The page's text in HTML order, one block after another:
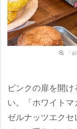
「
ピンクの扉を開
い。「ホワイト
ゼルナッツエク